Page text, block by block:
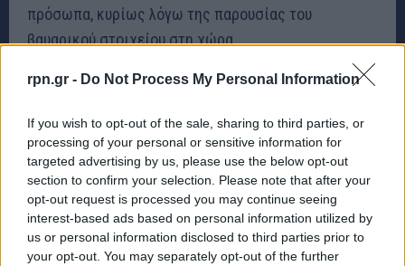
rpn.gr - Do Not Process My Personal Information
If you wish to opt-out of the sale, sharing to third parties, or
processing of your personal or sensitive information for
targeted advertising by us, please use the below opt-out
section to confirm your selection. Please note that after your
opt-out request is processed you may continue seeing
interest-based ads based on personal information utilized by
us or personal information disclosed to third parties prior to
your opt-out. You may separately opt-out of the further
πρόσωπα, κυρίως λόγω της παρουσίας του
βαυαρικού στοιχείου στη χώρα.
Απόφοιτος Αγγλικής Φιλολογίας Αμερικανικού
Κολλεγίου Ελλάδος- DEREE.
Πτυχιούχος Ισπανικής, Ιταλικής Γαλλικής και
Αγγλικής γλώσσας.